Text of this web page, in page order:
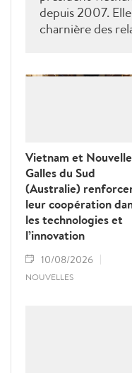
depuis 2007.
charnière des
la coopération
Vietnam et
Galles du Sud
(Australie)
leur coopération
les technologies et
l’innovation
10/08/2026
NOUVELLES